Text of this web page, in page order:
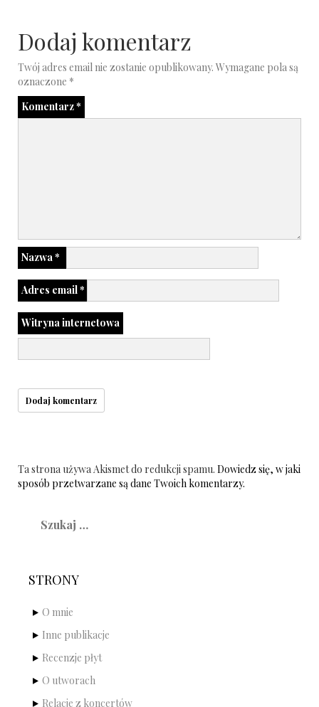
Dodaj komentarz
Twój adres email nie zostanie opublikowany. Wymagane pola są
oznaczone *
Komentarz*
Nazwa*
Adres email*
Witryna internetowa
Ta strona używa Akismet do redukcji spamu. Dowiedz się, w jaki
sposób przetwarzane są dane Twoich komentarzy.
STRONY
O mnie
Inne publikacje
Recenzje płyt
O utworach
Relacje z koncertów